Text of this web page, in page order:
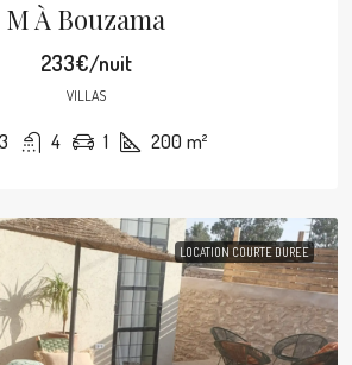
M À Bouzama
233€/nuit
VILLAS
3 4 1 200 m²
LOCATION COURTE DUREE